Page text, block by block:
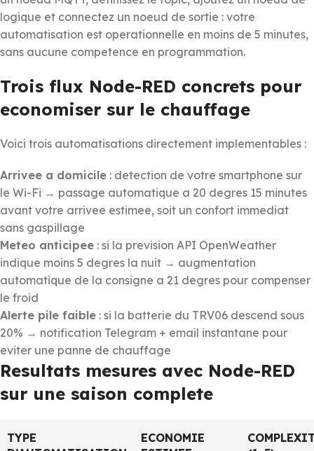
logique et connectez un noeud de sortie : votre
automatisation est operationnelle en moins de 5 minutes,
sans aucune competence en programmation.
Trois flux Node-RED concrets pour
economiser sur le chauffage
Voici trois automatisations directement implementables :
Arrivee a domicile : detection de votre smartphone sur
le Wi-Fi → passage automatique a 20 degres 15 minutes
avant votre arrivee estimee, soit un confort immediat
sans gaspillage
Meteo anticipee : si la prevision API OpenWeather
indique moins 5 degres la nuit → augmentation
automatique de la consigne a 21 degres pour compenser
le froid
Alerte pile faible : si la batterie du TRV06 descend sous
20% → notification Telegram + email instantane pour
eviter une panne de chauffage
Resultats mesures avec Node-RED
sur une saison complete
TYPE
ECONOMIE